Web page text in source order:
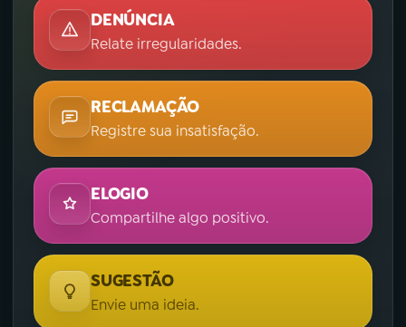
DENÚNCIA
Relate irregularidades.
RECLAMAÇÃO
Registre sua insatisfação.
ELOGIO
Compartilhe algo positivo.
SUGESTÃO
Envie uma ideia.